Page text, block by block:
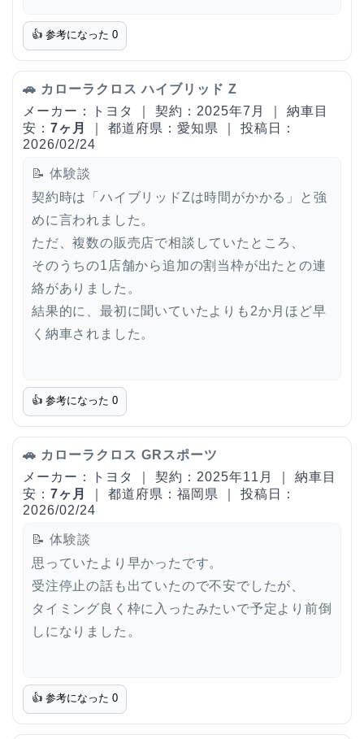
👍 参考になった 0
🚗 カローラクロス ハイブリッド Z
メーカー：トヨタ ｜ 契約：2025年7月 ｜ 納車目
安： 7ヶ月
｜ 都道府県：愛知県 ｜ 投稿日：
2026/02/24
📝 体験談
契約時は「ハイブリッドZは時間がかかる」と強
めに言われました。
ただ、複数の販売店で相談していたところ、
そのうちの1店舗から追加の割当枠が出たとの連
絡がありました。
結果的に、最初に聞いていたよりも2か月ほど早
く納車されました。
👍 参考になった 0
🚗 カローラクロス GRスポーツ
メーカー：トヨタ ｜ 契約：2025年11月 ｜ 納車目
安： 7ヶ月
｜ 都道府県：福岡県 ｜ 投稿日：
2026/02/24
📝 体験談
思っていたより早かったです。
受注停止の話も出ていたので不安でしたが、
タイミング良く枠に入ったみたいで予定より前倒
しになりました。
👍 参考になった 0